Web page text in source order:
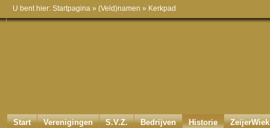
U bent hier: Startpagina » (Veld)namen » Kerkpad
Start Verenigingen S.V.Z. Bedrijven Historie